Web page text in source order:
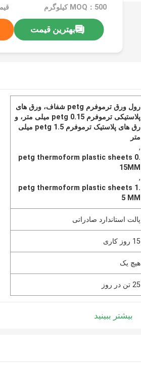
MOQ：500 کیلوگرم
بهترین قیمت
رول ورق ترموفرم petg شفاف، ورق های
پلاستیکی ترموفرم petg 0.15 میلی متر، و
رق های پلاستیک ترموفرم petg 1.5 میلی
متر
,
petg thermoform plastic sheets 0.
15MM
,
petg thermoform plastic sheets 1.
5 MM
پالت استاندارد صادراتی
15 روز کاری
هیچ یک
25 تن در روز
بیشتر ببینید